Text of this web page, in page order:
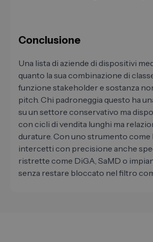
Conclusione
Una lista di aziende di dispositivi
quanto la sua combinazione di
funzione stakeholder e sostanza
pitch. Chi padroneggia questo ha
su un settore conservativo ma
con cicli di vendita lunghi ma
durature. Con uno strumento come
intercetti con precisione anche
ristrette come DiGA, SaMD o
senza restare bloccato nel filtro